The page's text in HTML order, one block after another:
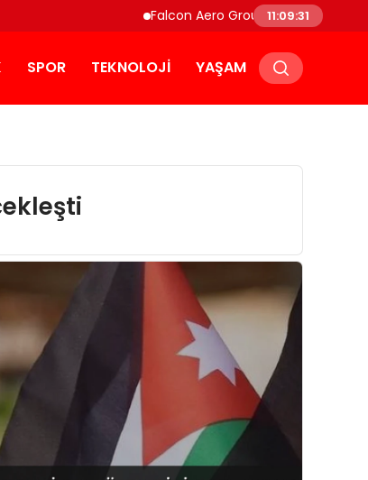
Falcon Aero Group, Küresel Havacılık
11:09:32
SPOR TEKNOLOJI YAŞAM